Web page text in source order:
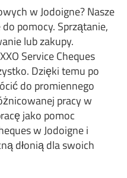
w Jodoigne? Nasze
pomocy. Sprzątanie,
lub zakupy.
Service Cheques
Dzięki temu po
do promiennego
pracy w
jako pomoc
w Jodoigne i
dłonią dla swoich